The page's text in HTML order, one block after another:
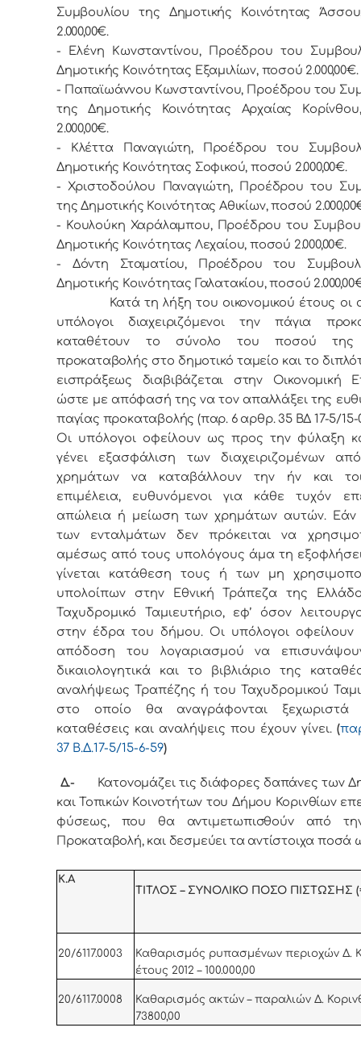
Συμβουλίου της Δημοτικής Κοινότητας
2.000,00€.
- Ελένη Κωνσταντίνου, Προέδρου του
Δημοτικής Κοινότητας Εξαμιλίων, ποσού 2.000,00€.
- Παπαϊωάννου Κωνσταντίνου, Προέδρου του
της Δημοτικής Κοινότητας Αρχαίας
2.000,00€.
- Κλέττα Παναγιώτη, Προέδρου του
Δημοτικής Κοινότητας Σοφικού, ποσού 2.000,00€.
- Χριστοδούλου Παναγιώτη, Προέδρου του
της Δημοτικής Κοινότητας Αθικίων, ποσού
- Κουλούκη Χαράλαμπου, Προέδρου του
Δημοτικής Κοινότητας Λεχαίου, ποσού 2.000,00€.
- Δόντη Σταματίου, Προέδρου του
Δημοτικής Κοινότητας Γαλατακίου, ποσού
Κατά τη λήξη του οικονομικού έτους οι
υπόλογοι διαχειριζόμενοι την πάγια
καταθέτουν το σύνολο του ποσού της
προκαταβολής στο δημοτικό ταμείο και το
εισπράξεως διαβιβάζεται στην Οικονομική
ώστε με απόφασή της να τον απαλλάξει της
παγίας προκαταβολής (παρ. 6 αρθρ. 35 ΒΔ 17-5/15-
Οι υπόλογοι οφείλουν ως προς την φύλαξη
γένει εξασφάλιση των διαχειριζομένων
χρημάτων να καταβάλλουν την ήν και
επιμέλεια, ευθυνόμενοι για κάθε τυχόν
απώλεια ή μείωση των χρημάτων αυτών.
των ενταλμάτων δεν πρόκειται να
αμέσως από τους υπολόγους άμα τη
γίνεται κατάθεση τους ή των μη
υπολοίπων στην Εθνική Τράπεζα της
Ταχυδρομικό Ταμιευτήριο, εφ’ όσον
στην έδρα του δήμου. Οι υπόλογοι οφείλουν
απόδοση του λογαριασμού να
δικαιολογητικά και το βιβλιάριο της
αναλήψεως Τραπέζης ή του Ταχυδρομικού
στο οποίο θα αναγράφονται ξεχωριστά
καταθέσεις και αναλήψεις που έχουν γίνει. (
37 Β.Δ.17-5/15-6-59)
Δ.- Κατovoμάζει τις διάφoρες δαπάvες των
και Τοπικών Κοινοτήτων του Δήμου Κορινθίων
φύσεως, πoυ θα αvτιμετωπισθoύv από
Πρoκαταβολή, και δεσμεύει τα αντίστοιχα ποσά
Κ.Α
ΤΙΤΛΟΣ – ΣΥΝΟΛΙΚΟ ΠΟΣΟ ΠΙΣΤΩΣΗΣ
20/6117.0003
Καθαρισμός ρυπασμένων περιοχών Δ.
έτους 2012 – 100.000,00
20/6117.0008
Καθαρισμός ακτών – παραλιών Δ.
73800,00